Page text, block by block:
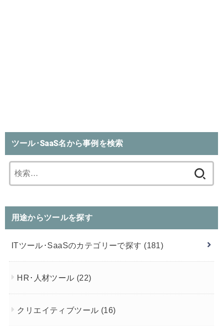
ツール･SaaS名から事例を検索
索:
用途からツールを探す
ITツール･SaaSのカテゴリーで探す (181)
HR･人材ツール (22)
クリエイティブツール (16)